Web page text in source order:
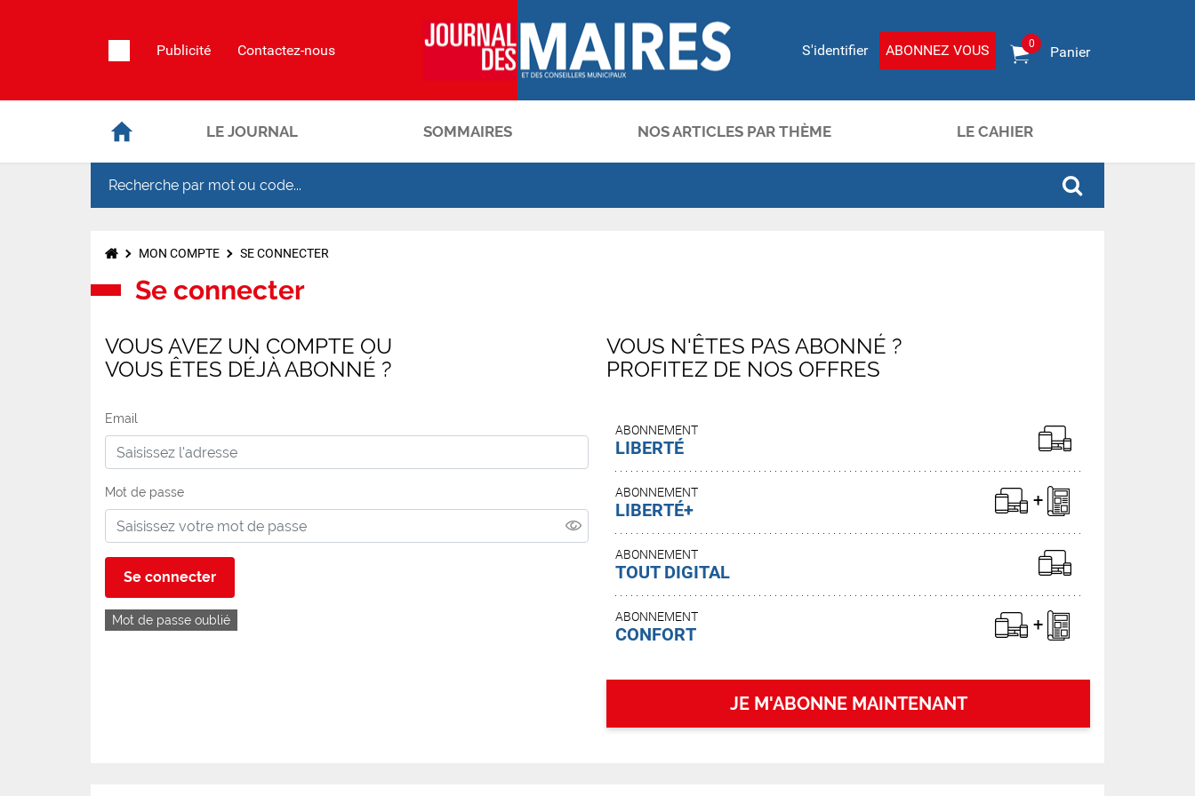
Publicité Contactez-nous S'identifier ABONNEZ VOUS Panier
0
LE JOURNAL SOMMAIRES NOS ARTICLES PAR THÈME LE CAHIER
MON COMPTE SE CONNECTER
Se connecter
VOUS AVEZ UN COMPTE OU
VOUS ÊTES DÉJÀ ABONNÉ ?
Email
Mot de passe
Se connecter
Mot de passe oublié
VOUS N'ÊTES PAS ABONNÉ ?
PROFITEZ DE NOS OFFRES
ABONNEMENT
LIBERTÉ
ABONNEMENT
LIBERTÉ+
ABONNEMENT
TOUT DIGITAL
ABONNEMENT
CONFORT
JE M'ABONNE MAINTENANT